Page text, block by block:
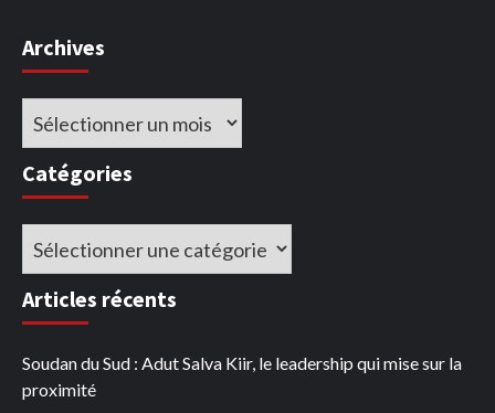
Archives
Archives
Catégories
Catégories
Articles récents
Soudan du Sud : Adut Salva Kiir, le leadership qui mise sur la
proximité